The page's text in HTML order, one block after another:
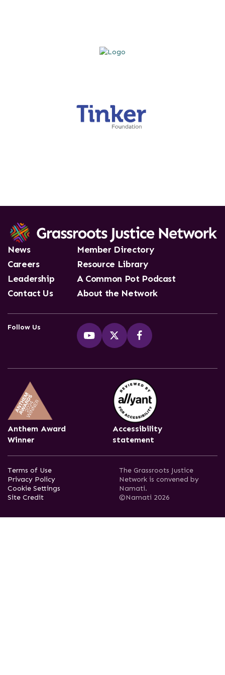
News
Careers
Leadership
Contact Us
Member Directory
Resource Library
A Common Pot Podcast
About the Network
Follow Us
Anthem Award
Winner
Accessibility
statement
Terms of Use
Privacy Policy
Cookie Settings
Site Credit
The Grassroots Justice
Network is convened by
Namati.
©Namati 2026